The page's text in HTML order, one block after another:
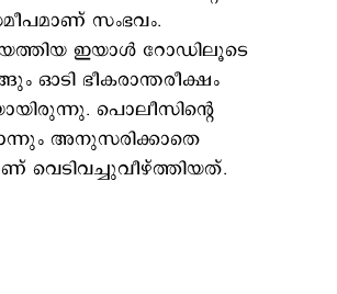
സംഭവം.
ഇയാള്‍ റോഡിലൂടെ
ഓടി ഭീകരാന്തരീക്ഷം
പൊലീസിന്റെ
അനുസരിക്കാതെ
വെടിവച്ചുവീഴ്ത്തിയത്.